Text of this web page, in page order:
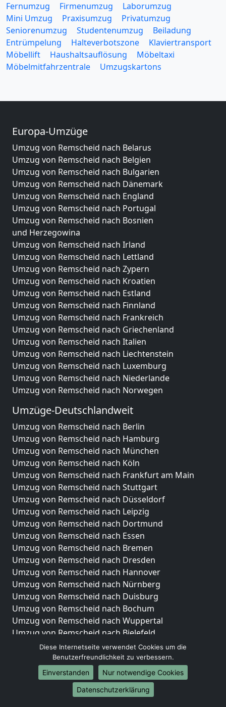
Fernumzug
Firmenumzug
Laborumzug
Mini Umzug
Praxisumzug
Privatumzug
Seniorenumzug
Studentenumzug
Beiladung
Entrümpelung
Halteverbotszone
Klaviertransport
Möbellift
Haushaltsauflösung
Möbeltaxi
Möbelmitfahrzentrale
Umzugskartons
Europa-Umzüge
Umzug von Remscheid nach Belarus
Umzug von Remscheid nach Belgien
Umzug von Remscheid nach Bulgarien
Umzug von Remscheid nach Dänemark
Umzug von Remscheid nach England
Umzug von Remscheid nach Portugal
Umzug von Remscheid nach Bosnien
und Herzegowina
Umzug von Remscheid nach Irland
Umzug von Remscheid nach Lettland
Umzug von Remscheid nach Zypern
Umzug von Remscheid nach Kroatien
Umzug von Remscheid nach Estland
Umzug von Remscheid nach Finnland
Umzug von Remscheid nach Frankreich
Umzug von Remscheid nach Griechenland
Umzug von Remscheid nach Italien
Umzug von Remscheid nach Liechtenstein
Umzug von Remscheid nach Luxemburg
Umzug von Remscheid nach Niederlande
Umzug von Remscheid nach Norwegen
Umzüge-Deutschlandweit
Umzug von Remscheid nach Berlin
Umzug von Remscheid nach Hamburg
Umzug von Remscheid nach München
Umzug von Remscheid nach Köln
Umzug von Remscheid nach Frankfurt am Main
Umzug von Remscheid nach Stuttgart
Umzug von Remscheid nach Düsseldorf
Umzug von Remscheid nach Leipzig
Umzug von Remscheid nach Dortmund
Umzug von Remscheid nach Essen
Umzug von Remscheid nach Bremen
Umzug von Remscheid nach Dresden
Umzug von Remscheid nach Hannover
Umzug von Remscheid nach Nürnberg
Umzug von Remscheid nach Duisburg
Umzug von Remscheid nach Bochum
Umzug von Remscheid nach Wuppertal
Umzug von Remscheid nach Bielefeld
Umzug von Remscheid nach Bonn
Umzug von Remscheid nach Münster
Internationale-Umzüge
Umzug von Remscheid nach Brasilien
Diese Internetseite verwendet Cookies um die
Benutzerfreundlichkeit zu verbessern.
Einverstanden
Nur notwendige Cookies
Datenschutzerklärung